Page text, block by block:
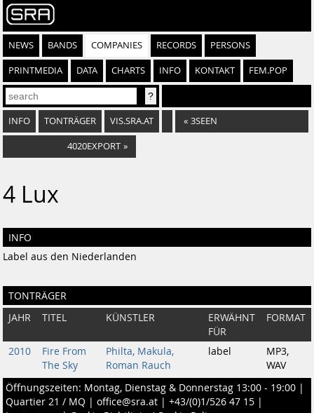
NEWS BANDS COMPANIES RECORDS PERSONS
PRINTMEDIA DATA CHARTS INFO KONTAKT FEM.POP
INFO TONTRÄGER VIS.SRA.AT « 3SEEN
4020EXPORT »
4 Lux
INFO
Label aus den Niederlanden
TONTRÄGER
JAHR TITEL KÜNSTLER
ERWÄHNT
FÜR
FORMAT
2010
Fire From
The Sky
Philta, Makula,
Roman Rauch
label
MP3,
WAV
Öffnungszeiten: Montag, Dienstag & Donnerstag 13:00 - 19:00 |
Quartier 21 / MQ | office@sra.at | +43/(0)1/526 47 15 |